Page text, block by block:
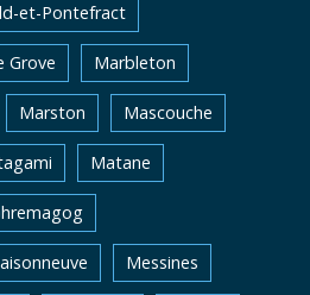
et-Pontefract
Grove Marbleton
Marston Mascouche
Matane
Messines